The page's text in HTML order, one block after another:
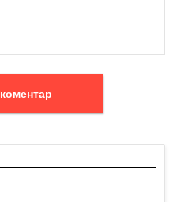
Залишити коментар